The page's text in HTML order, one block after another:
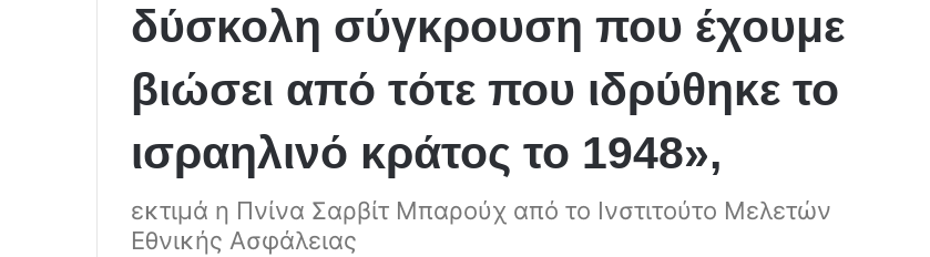
δύσκολη σύγκρουση που έχουμε
βιώσει από τότε που ιδρύθηκε το
ισραηλινό κράτος το 1948»,
εκτιμά η Πνίνα Σαρβίτ Μπαρούχ από το Ινστιτούτο Μελετών
Εθνικής Ασφάλειας